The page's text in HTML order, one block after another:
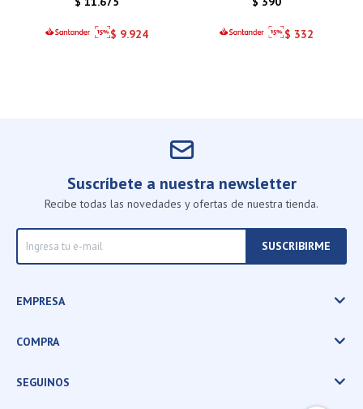
$ 9.924
Inigualable
$ 332
Suscríbete a nuestra newsletter
Recibe todas las novedades y ofertas de nuestra tienda.
SUSCRIBIRME
EMPRESA
COMPRA
SEGUINOS